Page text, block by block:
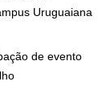
Uruguaiana
de evento